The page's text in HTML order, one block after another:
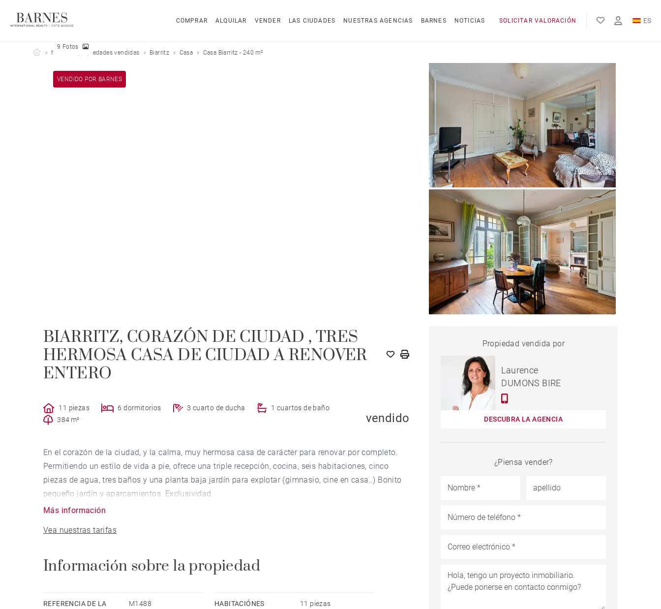
COMPRAR ALQUILAR VENDER LAS CIUDADES NUESTRAS AGENCIAS BARNES NOTICIAS SOLICITAR VALORACIÓN ES
EN
Barnes Côte Basque
Nuestras propiedades vendidas Biarritz Casa Casa Biarritz - 240 m²
VENDIDO POR BARNES
9 Fotos
BIARRITZ, CORAZÓN DE CIUDAD , TRES
HERMOSA CASA DE CIUDAD A RENOVER
ENTERO
11 piezas 6 dormitorios 3 cuarto de ducha
1 cuartos de baño
384 m²
vendido
En el corazón de la ciudad, y la calma, muy hermosa casa de carácter para renovar por completo.
Permitiendo un estilo de vida a pie, ofrece una triple recepción, cocina, seis habitaciones, cinco
piezas de agua, tres baños y una planta baja jardín para explotar (gimnasio, cine en casa..) Bonito
pequeño jardín y aparcamientos. Exclusividad.
Más información
Vea nuestras tarifas
Información sobre la propiedad
REFERENCIA DE LA
M1488 HABITACIÓNES 11 piezas
CASA BIARRITZ - 240 M²
Propiedad vendida por
Laurence
DUMONS BIRE
DESCUBRA LA AGENCIA
¿Piensa vender?